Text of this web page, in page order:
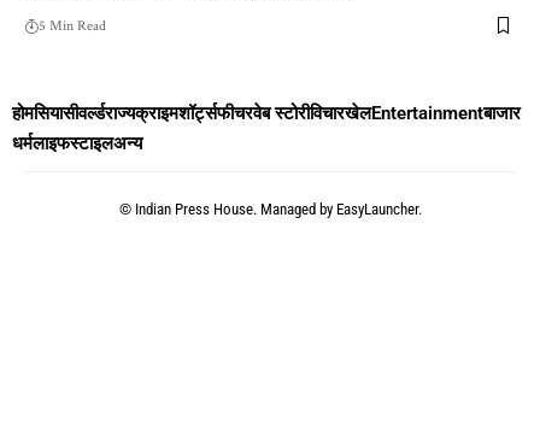
5 Min Read
होमसियासीवर्ल्डराज्यक्राइमशॉर्ट्सफीचरवेब स्टोरीविचारखेलEntertainmentबाजार
धर्मलाइफस्टाइलअन्य
© Indian Press House. Managed by EasyLauncher.